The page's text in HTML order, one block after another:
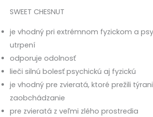
SWEET CHESNUT
je vhodný pri extrémnom fyzickom a
utrpení
odporuje odolnosť
lieči silnú bolesť psychickú aj fyzickú
je vhodný pre zvieratá, ktoré prežili
zaobchádzanie
pre zvieratá z veľmi zlého prostredia